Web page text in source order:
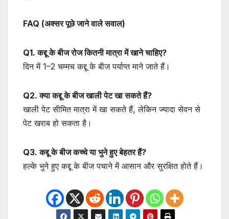
FAQ (अक्सर पूछे जाने वाले सवाल)
Q1. कद्दू के बीज रोज कितनी मात्रा में खाने चाहिए?
दिन में 1–2 चम्मच कद्दू के बीज पर्याप्त माने जाते हैं।
Q2. क्या कद्दू के बीज खाली पेट खा सकते हैं?
खाली पेट सीमित मात्रा में खा सकते हैं, लेकिन ज्यादा सेवन से
पेट खराब हो सकता है।
Q3. कद्दू के बीज कच्चे या भुने हुए बेहतर हैं?
हल्के भुने हुए कद्दू के बीज पचाने में आसान और सुरक्षित होते हैं।